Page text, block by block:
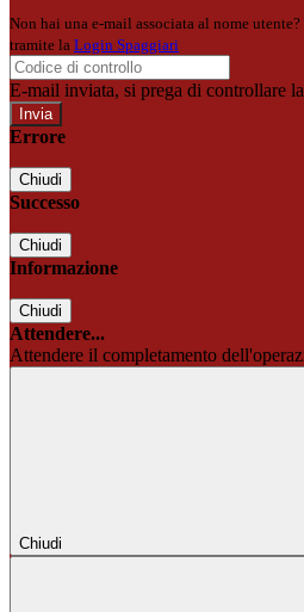
Non hai una e-mail associata al nome
tramite la Login Spaggiari
E-mail inviata, si prega di controllare
Errore
Chiudi
Successo
Chiudi
Informazione
Chiudi
Attendere...
Attendere il completamento
Chiudi